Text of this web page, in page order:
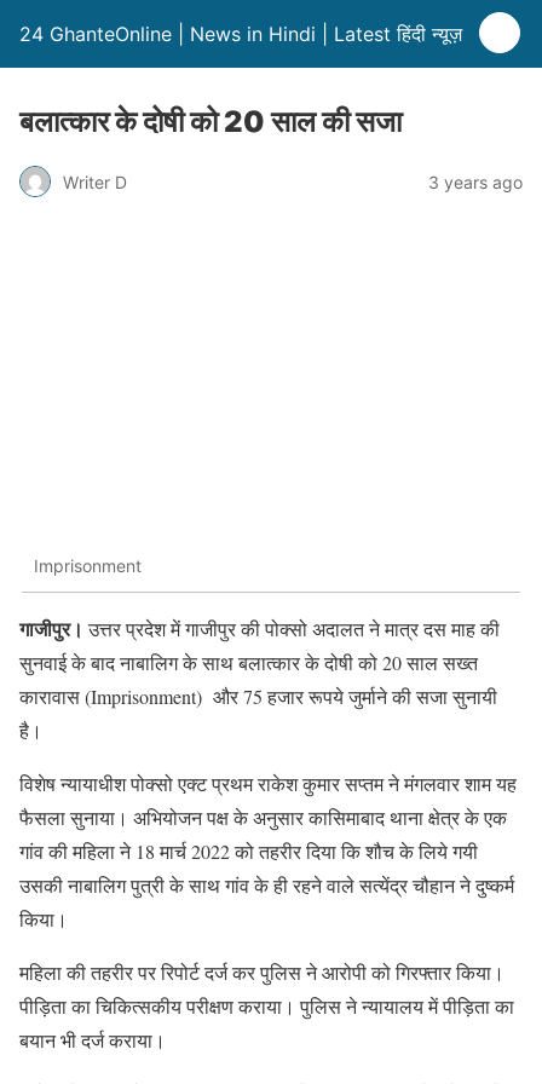
24 GhanteOnline | News in Hindi | Latest हिंदी न्यूज़
बलात्कार के दोषी को 20 साल की सजा
Writer D 3 years ago
Imprisonment
गाजीपुर। उत्तर प्रदेश में गाजीपुर की पोक्सो अदालत ने मात्र दस माह की
सुनवाई के बाद नाबालिग के साथ बलात्कार के दोषी को 20 साल सख्त
कारावास (Imprisonment) और 75 हजार रूपये जुर्माने की सजा सुनायी
है।
विशेष न्यायाधीश पोक्सो एक्ट प्रथम राकेश कुमार सप्तम ने मंगलवार शाम यह
फैसला सुनाया। अभियोजन पक्ष के अनुसार कासिमाबाद थाना क्षेत्र के एक
गांव की महिला ने 18 मार्च 2022 को तहरीर दिया कि शौच के लिये गयी
उसकी नाबालिग पुत्री के साथ गांव के ही रहने वाले सत्येंद्र चौहान ने दुष्कर्म
किया।
महिला की तहरीर पर रिपोर्ट दर्ज कर पुलिस ने आरोपी को गिरफ्तार किया।
पीड़िता का चिकित्सकीय परीक्षण कराया। पुलिस ने न्यायालय में पीड़िता का
बयान भी दर्ज कराया।